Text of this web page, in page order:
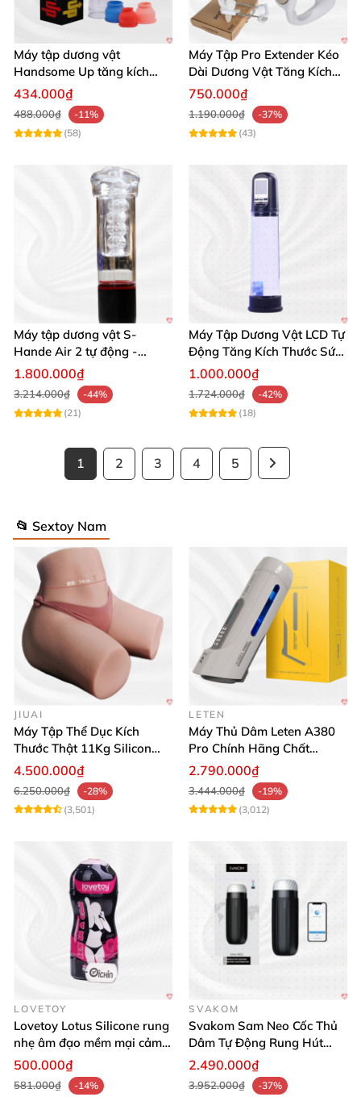
Máy tập dương vật
Handsome Up tăng kích
thước hiệu quả nhanh
434.000₫
488.000₫
-11%
(58)
Máy Tập Pro Extender Kéo
Dài Dương Vật Tăng Kích
Thước Hiệu Quả
750.000₫
1.190.000₫
-37%
(43)
Máy tập dương vật S-
Hande Air 2 tự động -
Rung, Hút, Tăng kích thước
1.800.000₫
3.214.000₫
-44%
(21)
Máy Tập Dương Vật LCD Tự
Động Tăng Kích Thước Sức
Bền
1.000.000₫
1.724.000₫
-42%
(18)
1 2 3 4 5
📂 Sextoy Nam
JIUAI
Máy Tập Thể Dục Kích
Thước Thật 11Kg Silicon
Cao Cấp Nhật Bản
4.500.000₫
6.250.000₫
-28%
(3,501)
LETEN
Máy Thủ Dâm Leten A380
Pro Chính Hãng Chất
Lượng Cao
2.790.000₫
3.444.000₫
-19%
(3,012)
LOVETOY
Lovetoy Lotus Silicone rung
nhẹ âm đạo mềm mại cảm
giác thật
500.000₫
581.000₫ -14%
SVAKOM
Svakom Sam Neo Cốc Thủ
Dâm Tự Động Rung Hút
App Điều Khiển Xa
2.490.000₫
3.952.000₫ -37%